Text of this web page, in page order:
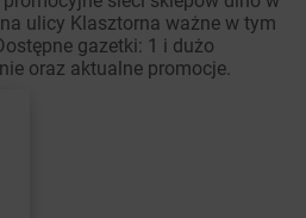
ulicy Klasztorna ważne w tym
gazetki: 1 i dużo
oraz aktualne promocje.